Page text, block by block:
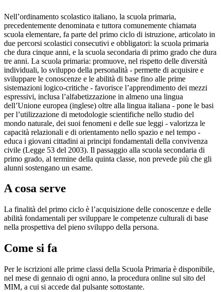
Nell’ordinamento scolastico italiano, la scuola primaria,
precedentemente denominata e tuttora comunemente chiamata
scuola elementare, fa parte del primo ciclo di istruzione, articolato in
due percorsi scolastici consecutivi e obbligatori: la scuola primaria
che dura cinque anni, e la scuola secondaria di primo grado che dura
tre anni. La scuola primaria: promuove, nel rispetto delle diversità
individuali, lo sviluppo della personalità - permette di acquisire e
sviluppare le conoscenze e le abilità di base fino alle prime
sistemazioni logico-critiche - favorisce l’apprendimento dei mezzi
espressivi, inclusa l’alfabetizzazione in almeno una lingua
dell’Unione europea (inglese) oltre alla lingua italiana - pone le basi
per l’utilizzazione di metodologie scientifiche nello studio del
mondo naturale, dei suoi fenomeni e delle sue leggi - valorizza le
capacità relazionali e di orientamento nello spazio e nel tempo -
educa i giovani cittadini ai principi fondamentali della convivenza
civile (Legge 53 del 2003). Il passaggio alla scuola secondaria di
primo grado, al termine della quinta classe, non prevede più che gli
alunni sostengano un esame.
A cosa serve
La finalità del primo ciclo è l’acquisizione delle conoscenze e delle
abilità fondamentali per sviluppare le competenze culturali di base
nella prospettiva del pieno sviluppo della persona.
Come si fa
Per le iscrizioni alle prime classi della Scuola Primaria è disponibile,
nel mese di gennaio di ogni anno, la procedura online sul sito del
MIM, a cui si accede dal pulsante sottostante.